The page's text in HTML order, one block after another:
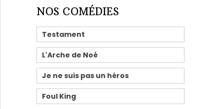
NOS COMÉDIES
Testament
L'Arche de Noé
Je ne suis pas un héros
Foul King